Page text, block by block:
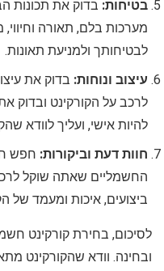
בטיחות: בדוק את תכונות
מערכות בלם, תאורה
לבטיחותך ולמניעת תאונות.
עיצוב ונוחות: בדוק את
לרכב על הקורקינט ובדוק
להיות אישי, ועליך לוודא
חוות דעת וביקורות: חפש
החשמליים שאתה שוקל
ביצועים, איכות ומעמד של
לסיכום, בחירת קורקינט
ובחינה. וודא שהקורקינט